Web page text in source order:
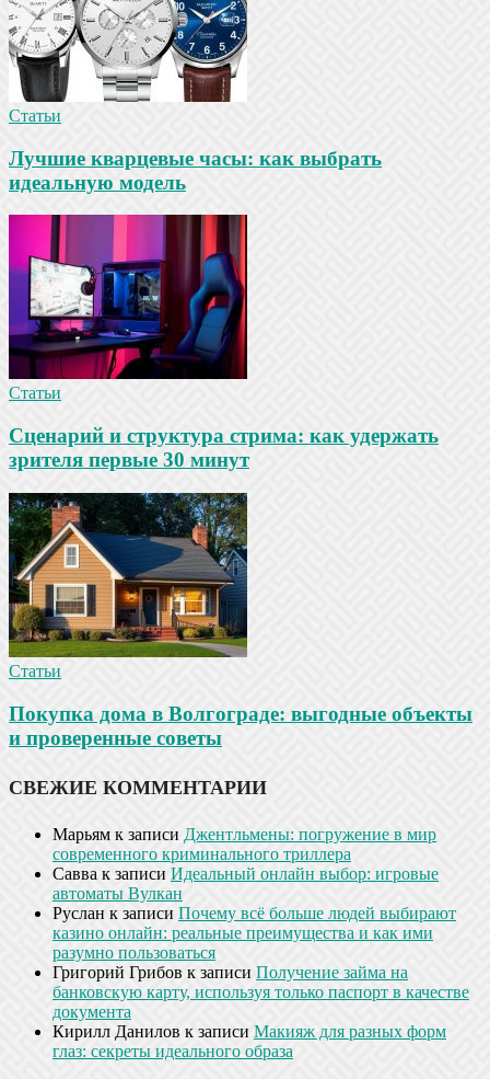
Статьи
Лучшие кварцевые часы: как выбрать
идеальную модель
Статьи
Сценарий и структура стрима: как удержать
зрителя первые 30 минут
Статьи
Покупка дома в Волгограде: выгодные объекты
и проверенные советы
СВЕЖИЕ КОММЕНТАРИИ
Марьям к записи Джентльмены: погружение в мир
современного криминального триллера
Савва к записи Идеальный онлайн выбор: игровые
автоматы Вулкан
Руслан к записи Почему всё больше людей выбирают
казино онлайн: реальные преимущества и как ими
разумно пользоваться
Григорий Грибов к записи Получение займа на
банковскую карту, используя только паспорт в качестве
документа
Кирилл Данилов к записи Макияж для разных форм
глаз: секреты идеального образа